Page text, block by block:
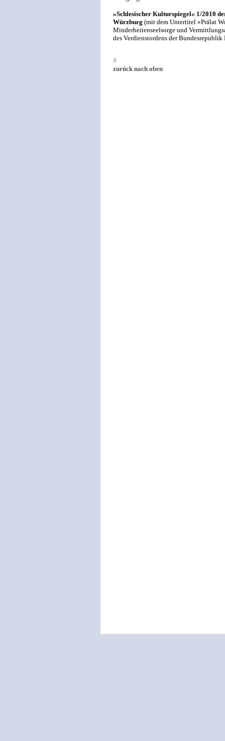
»Schlesischer Kulturspiegel« 1/2010
Würzburg (mit dem Untertitel »Prälat
Minderheitenseelsorge und
des Verdienstordens der
^
zurück nach oben